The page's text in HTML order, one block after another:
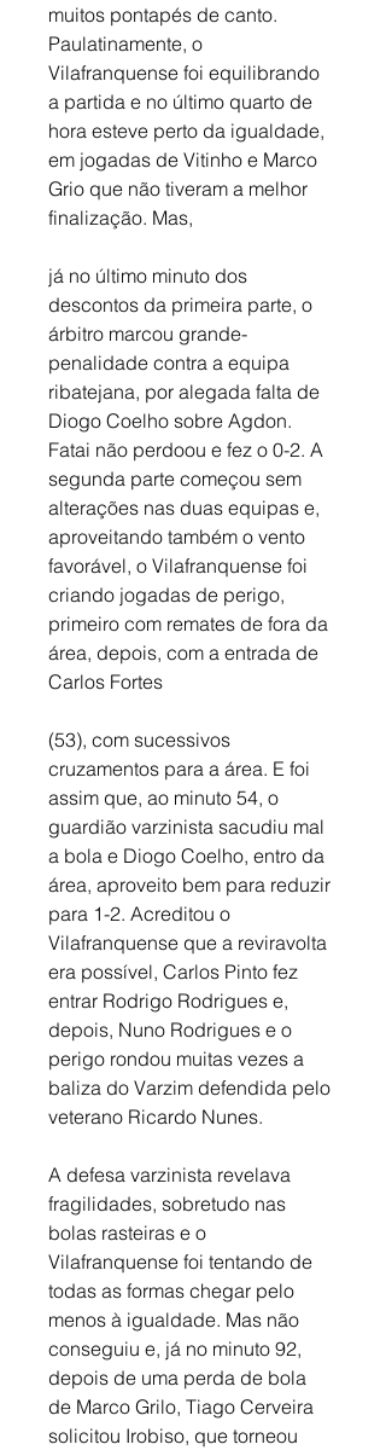
muitos pontapés de canto.
Paulatinamente, o
Vilafranquense foi equilibrando
a partida e no último quarto de
hora esteve perto da igualdade,
em jogadas de Vitinho e Marco
Grio que não tiveram a melhor
finalização. Mas,
já no último minuto dos
descontos da primeira parte, o
árbitro marcou grande-
penalidade contra a equipa
ribatejana, por alegada falta de
Diogo Coelho sobre Agdon.
Fatai não perdoou e fez o 0-2. A
segunda parte começou sem
alterações nas duas equipas e,
aproveitando também o vento
favorável, o Vilafranquense foi
criando jogadas de perigo,
primeiro com remates de fora da
área, depois, com a entrada de
Carlos Fortes
(53), com sucessivos
cruzamentos para a área. E foi
assim que, ao minuto 54, o
guardião varzinista sacudiu mal
a bola e Diogo Coelho, entro da
área, aproveito bem para reduzir
para 1-2. Acreditou o
Vilafranquense que a reviravolta
era possível, Carlos Pinto fez
entrar Rodrigo Rodrigues e,
depois, Nuno Rodrigues e o
perigo rondou muitas vezes a
baliza do Varzim defendida pelo
veterano Ricardo Nunes.
A defesa varzinista revelava
fragilidades, sobretudo nas
bolas rasteiras e o
Vilafranquense foi tentando de
todas as formas chegar pelo
menos à igualdade. Mas não
conseguiu e, já no minuto 92,
depois de uma perda de bola
de Marco Grilo, Tiago Cerveira
solicitou Irobiso, que torneou